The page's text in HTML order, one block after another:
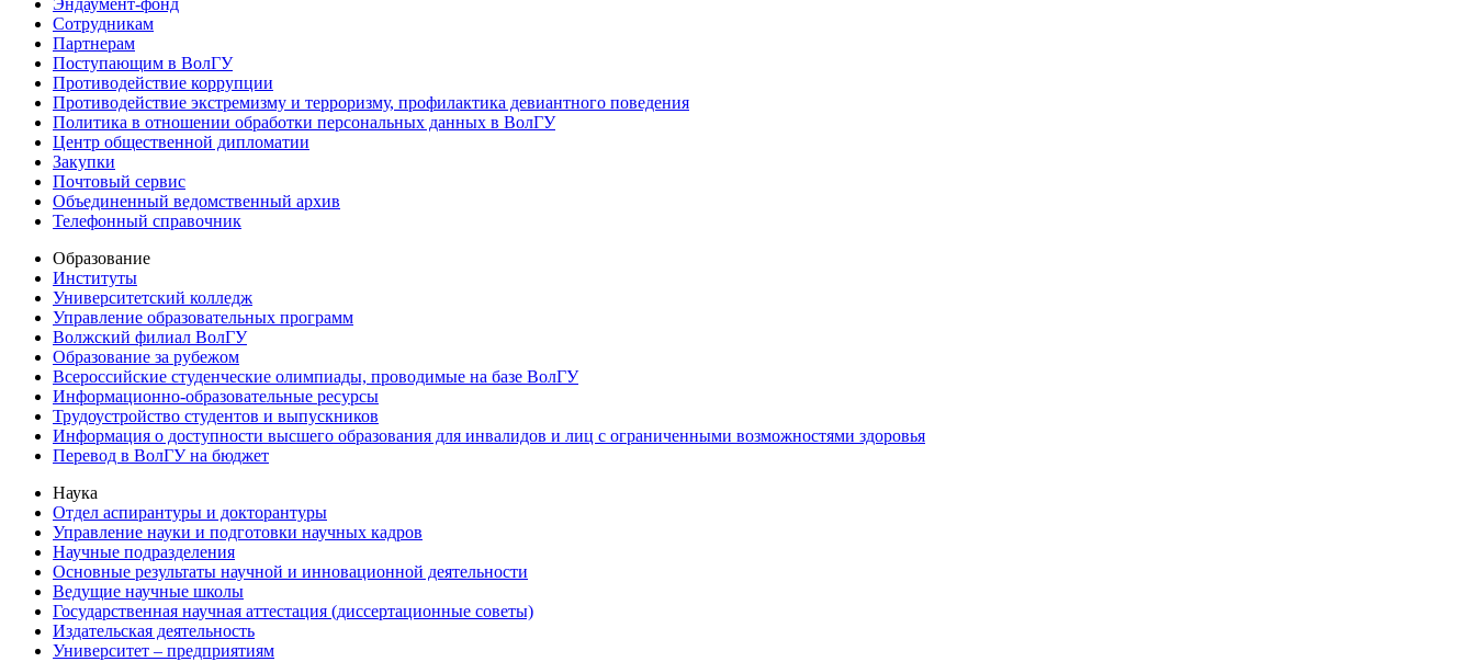
Эндаумент-фонд
Сотрудникам
Партнерам
Поступающим в ВолГУ
Противодействие коррупции
Противодействие экстремизму и терроризму, профилактика девиантного поведения
Политика в отношении обработки персональных данных в ВолГУ
Центр общественной дипломатии
Закупки
Почтовый сервис
Объединенный ведомственный архив
Телефонный справочник
Образование
Институты
Университетский колледж
Управление образовательных программ
Волжский филиал ВолГУ
Образование за рубежом
Всероссийские студенческие олимпиады, проводимые на базе ВолГУ
Информационно-образовательные ресурсы
Трудоустройство студентов и выпускников
Информация о доступности высшего образования для инвалидов и лиц с ограниченными возможностями здоровья
Перевод в ВолГУ на бюджет
Наука
Отдел аспирантуры и докторантуры
Управление науки и подготовки научных кадров
Научные подразделения
Основные результаты научной и инновационной деятельности
Ведущие научные школы
Государственная научная аттестация (диссертационные советы)
Издательская деятельность
Университет – предприятиям